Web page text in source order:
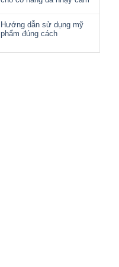
Hướng dẫn sử dụng mỹ
phẩm đúng cách